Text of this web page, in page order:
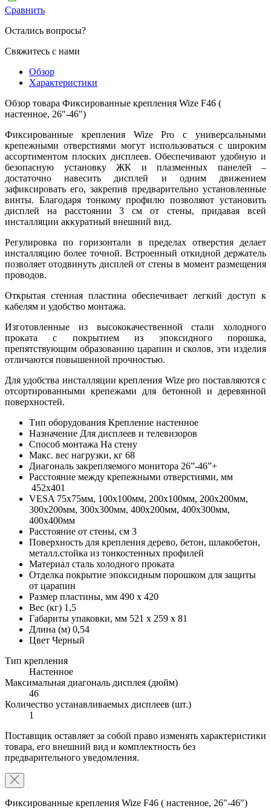
Сравнить
Остались вопросы?
Свяжитесь с нами
Обзор
Характеристики
Обзор товара Фиксированные крепления Wize F46 (
настенное, 26"-46")
Фиксированные крепления Wize Pro с универсальными
крепежными отверстиями могут использоваться с широким
ассортиментом плоских дисплеев. Обеспечивают удобную и
безопасную установку ЖК и плазменных панелей –
достаточно навесить дисплей и одним движением
зафиксировать его, закрепив предварительно установленные
винты. Благодаря тонкому профилю позволяют установить
дисплей на расстоянии 3 см от стены, придавая всей
инсталляции аккуратный внешний вид.
Регулировка по горизонтали в пределах отверстия делает
инсталляцию более точной. Встроенный откидной держатель
позволяет отодвинуть дисплей от стены в момент размещения
проводов.
Открытая стенная пластина обеспечивает легкий доступ к
кабелям и удобство монтажа.
Изготовленные из высококачественной стали холодного
проката с покрытием из эпоксидного порошка,
препятствующим образованию царапин и сколов, эти изделия
отличаются повышенной прочностью.
Для удобства инсталляции крепления Wize pro поставляются с
отсортированными крепежами для бетонной и деревянной
поверхностей.
Тип оборудования Крепление настенное
Назначение Для дисплеев и телевизоров
Способ монтажа На стену
Макс. вес нагрузки, кг 68
Диагональ закрепляемого монитора 26”-46”+
Расстояние между крепежными отверстиями, мм
452x401
VESA 75x75мм, 100x100мм, 200x100мм, 200x200мм,
300x200мм, 300x300мм, 400x200мм, 400x300мм,
400x400мм
Расстояние от стены, см 3
Поверхность для крепления дерево, бетон, шлакобетон,
металл.стойка из тонкостенных профилей
Материал сталь холодного проката
Отделка покрытие эпоксидным порошком для защиты
от царапин
Размер пластины, мм 490 x 420
Вес (кг) 1,5
Габариты упаковки, мм 521 x 259 x 81
Длина (м) 0,54
Цвет Черный
Тип крепления
Настенное
Максимальная диагональ дисплея (дюйм)
46
Количество устанавливаемых дисплеев (шт.)
1
Поставщик оставляет за собой право изменять характеристики
товара, его внешний вид и комплектность без
предварительного уведомления.
Фиксированные крепления Wize F46 ( настенное, 26"-46")